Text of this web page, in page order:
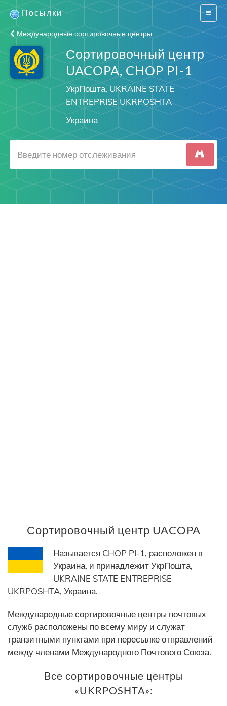
Switch
Посылки
Международные сортировочные центры
Сортировочный центр
UACOPA, CHOP PI-1
УкрПошта, UKRAINE STATE
ENTREPRISE UKRPOSHTA
Украина
Сортировочный центр UACOPA
Называется CHOP PI-1, расположен в
Украина, и принадлежит УкрПошта,
UKRAINE STATE ENTREPRISE
UKRPOSHTA, Украина.
Международные сортировочные центры почтовых
служб расположены по всему миру и служат
транзитными пунктами при пересылке отправлений
между членами Международного Почтового Союза.
Все сортировочные центры
«UKRPOSHTA»: